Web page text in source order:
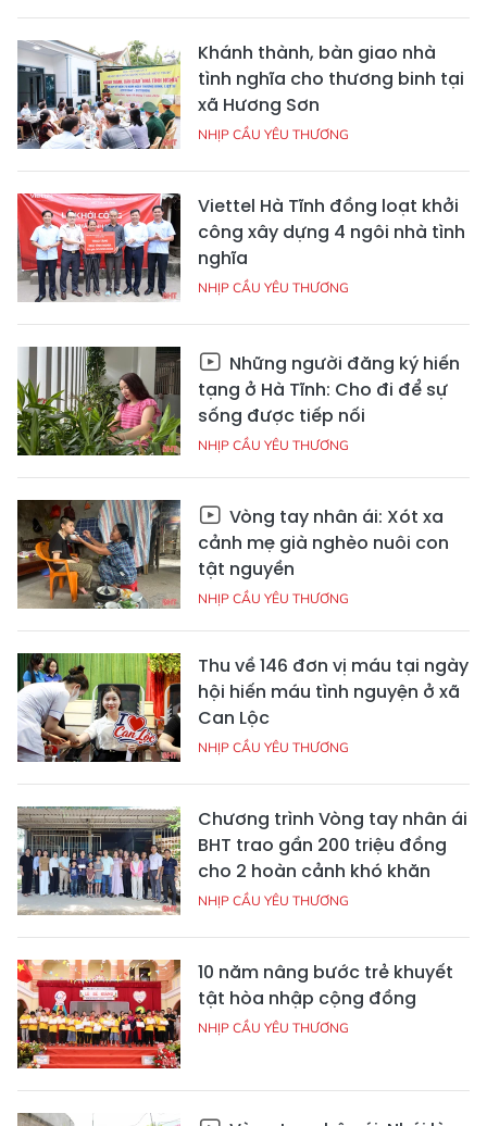
Khánh thành, bàn giao nhà
tình nghĩa cho thương binh tại
xã Hương Sơn
NHỊP CẦU YÊU THƯƠNG
Viettel Hà Tĩnh đồng loạt khởi
công xây dựng 4 ngôi nhà tình
nghĩa
NHỊP CẦU YÊU THƯƠNG
Những người đăng ký hiến
tạng ở Hà Tĩnh: Cho đi để sự
sống được tiếp nối
NHỊP CẦU YÊU THƯƠNG
Vòng tay nhân ái: Xót xa
cảnh mẹ già nghèo nuôi con
tật nguyền
NHỊP CẦU YÊU THƯƠNG
Thu về 146 đơn vị máu tại ngày
hội hiến máu tình nguyện ở xã
Can Lộc
NHỊP CẦU YÊU THƯƠNG
Chương trình Vòng tay nhân ái
BHT trao gần 200 triệu đồng
cho 2 hoàn cảnh khó khăn
NHỊP CẦU YÊU THƯƠNG
10 năm nâng bước trẻ khuyết
tật hòa nhập cộng đồng
NHỊP CẦU YÊU THƯƠNG